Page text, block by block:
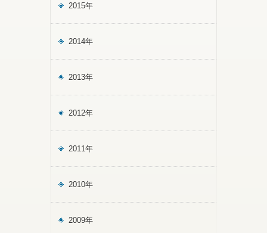
2015年
2014年
2013年
2012年
2011年
2010年
2009年